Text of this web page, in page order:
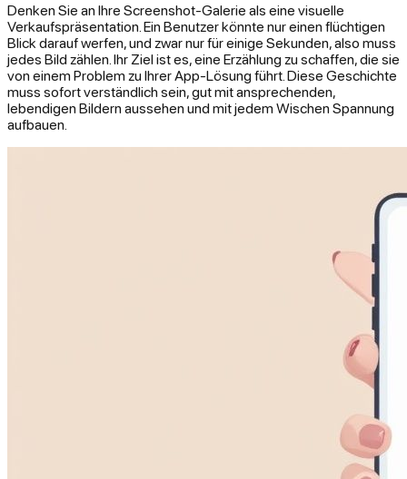
Denken Sie an Ihre Screenshot-Galerie als eine visuelle
Verkaufspräsentation. Ein Benutzer könnte nur einen flüchtigen
Blick darauf werfen, und zwar nur für einige Sekunden, also muss
jedes Bild zählen. Ihr Ziel ist es, eine Erzählung zu schaffen, die sie
von einem Problem zu Ihrer App-Lösung führt. Diese Geschichte
muss sofort verständlich sein, gut mit ansprechenden,
lebendigen Bildern aussehen und mit jedem Wischen Spannung
aufbauen.